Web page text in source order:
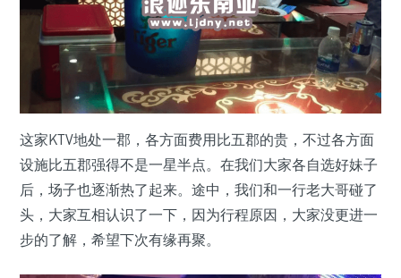
这家KTV地处一郡，各方面费用比五郡的贵，不过各方面
设施比五郡强得不是一星半点。在我们大家各自选好妹子
后，场子也逐渐热了起来。途中，我们和一行老大哥碰了
头，大家互相认识了一下，因为行程原因，大家没更进一
步的了解，希望下次有缘再聚。